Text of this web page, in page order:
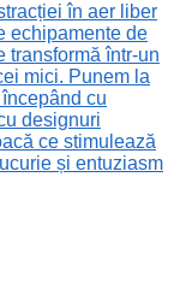
în aer liber
echipamente de
transformă într-un
mici. Punem la
cu
designuri
ce stimulează
și entuziasm